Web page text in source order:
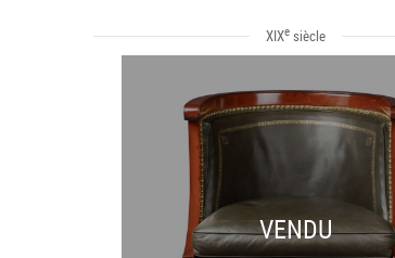
XIXesiècle
VENDU